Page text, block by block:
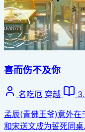
喜而伤不及你
名吃厄 穿越
孟辰(青佛王爷)意外在
和宋送文成为誓死同